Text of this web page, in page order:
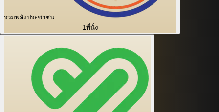
รวมพลังประชาชน
1ที่นั่ง